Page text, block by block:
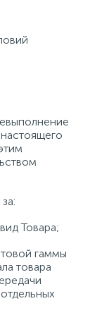
Товара;
гаммы
товара